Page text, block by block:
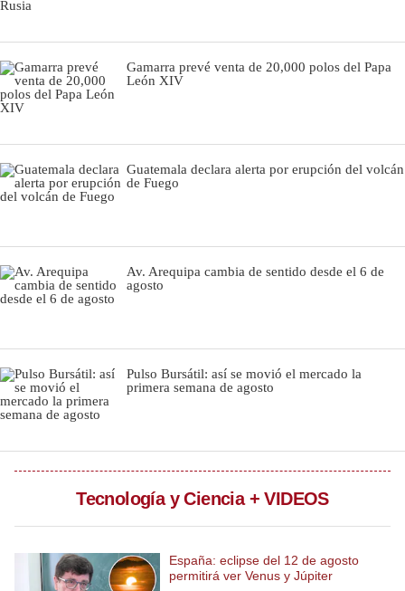
Internacional
Tecnología
Club del Suscriptor
G de Gestión
Gestión TV
Fotogalerías
gestion.pe
Política
Gamarra prevé venta de 20,000 polos del Papa
León XIV
Guatemala declara alerta por erupción del volcán
de Fuego
Av. Arequipa cambia de sentido desde el 6 de
agosto
Pulso Bursátil: así se movió el mercado la
primera semana de agosto
Tecnología y Ciencia + VIDEOS
España: eclipse del 12 de agosto
permitirá ver Venus y Júpiter